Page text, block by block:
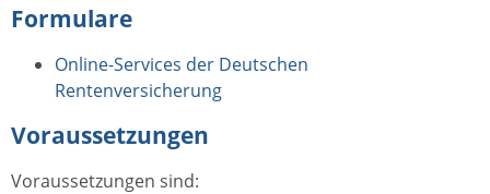
Formulare
Online-Services der Deutschen
Rentenversicherung
Voraussetzungen
Voraussetzungen sind: